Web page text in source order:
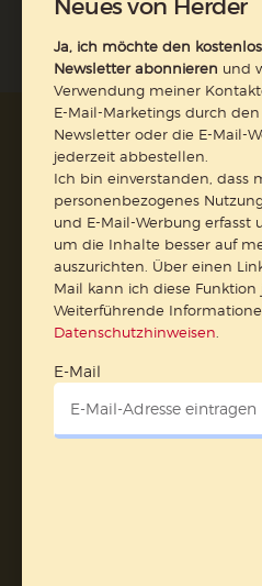
AGB und
Barrierefreiheit
Vertrag
Abo online
Ja, ich möchte den
Newsletter abonnieren und
Verwendung meiner
E-Mail-Marketings durch
Newsletter oder die E-Mail-
jederzeit abbestellen.
Ich bin einverstanden, dass
personenbezogenes
und E-Mail-Werbung erfasst
um die Inhalte besser auf
auszurichten. Über einen
Mail kann ich diese Funktion
Weiterführende
Datenschutzhinweisen
E-Mail